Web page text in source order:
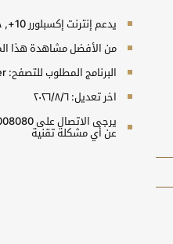
يدعم إنترنت إكسبلورر 10+, جوجل كروم, فايرفوكس, سفاري
من الأفضل مشاهدة هذا الموقع
البرنامج المطلوب للتصفح: Adobe Reader
اخر تعديل: ٢٠٢٦/٨/٦
عن أي مشكلة تقنية